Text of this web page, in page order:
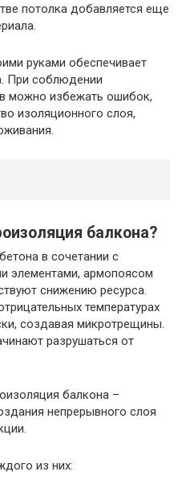
потолка добавляется еще
руками обеспечивает
При соблюдении
можно избежать ошибок,
изоляционного слоя,
балкона?
в сочетании с
элементами, армопоясом
снижению ресурса.
температурах
создавая микротрещины.
разрушаться от
балкона –
непрерывного слоя
из них: